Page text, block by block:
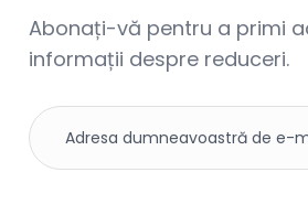
Abonați-vă pentru a primi
informații despre reduceri.